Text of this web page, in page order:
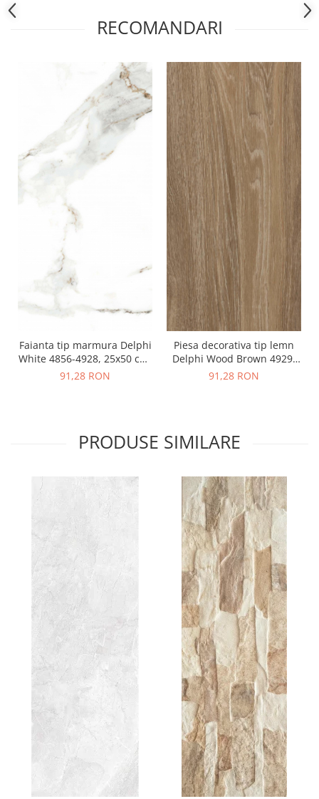
RECOMANDARI
Faianta tip marmura Delphi
White 4856-4928, 25x50 cm,
alb, finisaj lucios
91,28 RON
Piesa decorativa tip lemn
Delphi Wood Brown 4929,
25x50 cm, maro
91,28 RON
PRODUSE SIMILARE